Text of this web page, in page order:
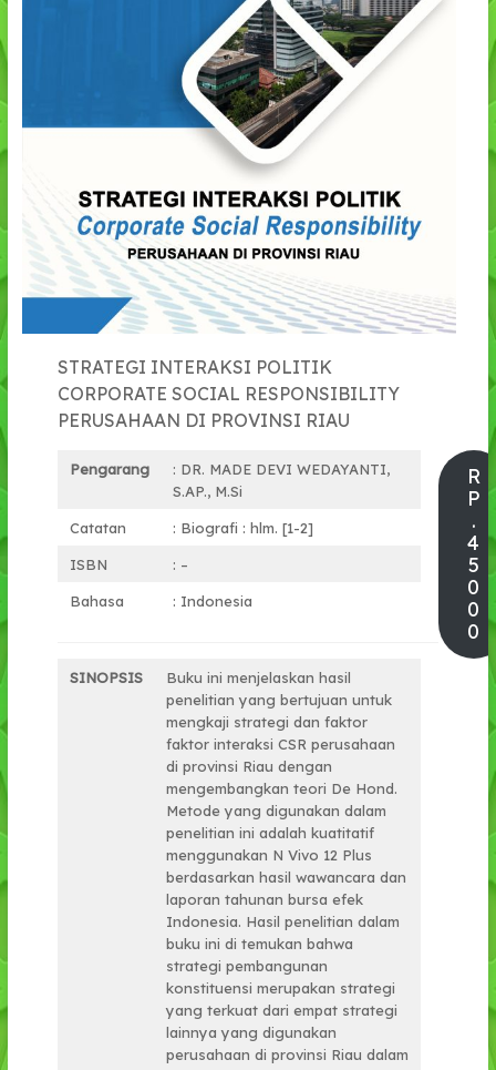
STRATEGI INTERAKSI POLITIK
CORPORATE SOCIAL RESPONSIBILITY
PERUSAHAAN DI PROVINSI RIAU
Pengarang
: DR. MADE DEVI WEDAYANTI,
S.AP., M.Si
Catatan : Biografi : hlm. [1-2]
ISBN : –
Bahasa : Indonesia
R
P
.
4
5
0
0
0
SINOPSIS
Buku ini menjelaskan hasil
penelitian yang bertujuan untuk
mengkaji strategi dan faktor
faktor interaksi CSR perusahaan
di provinsi Riau dengan
mengembangkan teori De Hond.
Metode yang digunakan dalam
penelitian ini adalah kuatitatif
menggunakan N Vivo 12 Plus
berdasarkan hasil wawancara dan
laporan tahunan bursa efek
Indonesia. Hasil penelitian dalam
buku ini di temukan bahwa
strategi pembangunan
konstituensi merupakan strategi
yang terkuat dari empat strategi
lainnya yang digunakan
perusahaan di provinsi Riau dalam